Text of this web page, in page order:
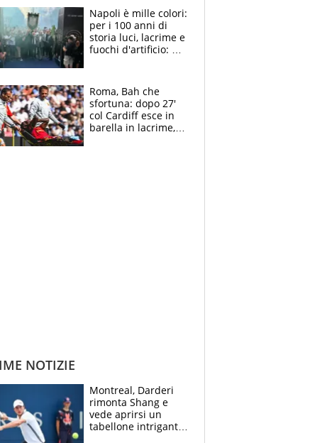
bigliettini
Napoli è mille colori:
per i 100 anni di
storia luci, lacrime e
fuochi d'artificio: De
Roma, Bah che
sfortuna: dopo 27'
col Cardiff esce in
barella in lacrime,
NOTIZIE
Montreal, Darderi
rimonta Shang e
vede aprirsi un
tabellone intrigante: